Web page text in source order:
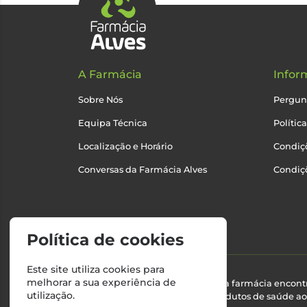
A Farmácia
Sobre Nós
Equipa Técnica
Localização e Horário
Conversas da Farmácia Alves
Esta farmácia
produtos de saúde
Política de cookies
Este site utiliza cookies para
melhorar a sua experiência de
utilização.